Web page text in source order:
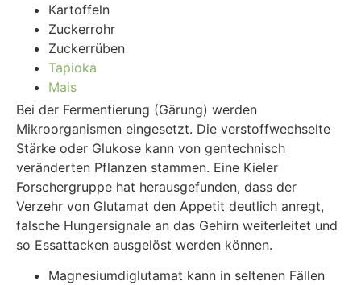
Kartoffeln
Zuckerrohr
Zuckerrüben
Tapioka
Mais
Bei der Fermentierung (Gärung) werden
Mikroorganismen eingesetzt. Die verstoffwechselte
Stärke oder Glukose kann von gentechnisch
veränderten Pflanzen stammen. Eine Kieler
Forschergruppe hat herausgefunden, dass der
Verzehr von Glutamat den Appetit deutlich anregt,
falsche Hungersignale an das Gehirn weiterleitet und
so Essattacken ausgelöst werden können.
Magnesiumdiglutamat kann in seltenen Fällen